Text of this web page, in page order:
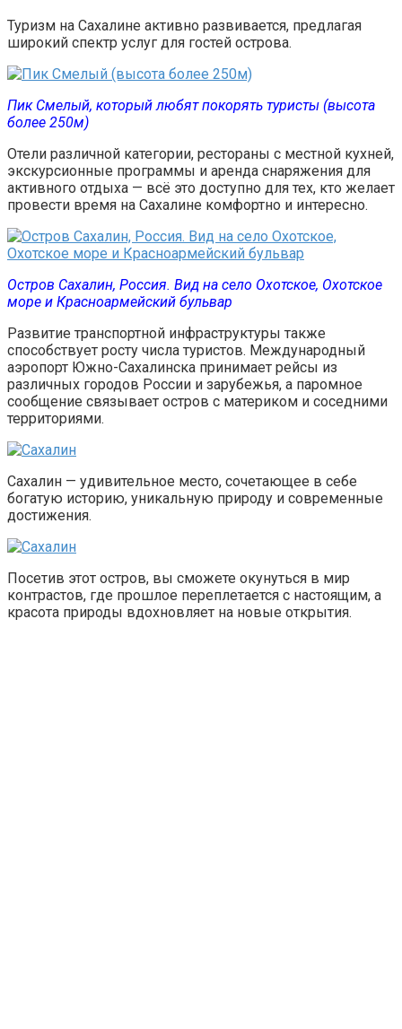
Туризм на Сахалине активно развивается, предлагая
широкий спектр услуг для гостей острова.
Пик Смелый, который любят покорять туристы (высота
более 250м)
Отели различной категории, рестораны с местной кухней,
экскурсионные программы и аренда снаряжения для
активного отдыха — всё это доступно для тех, кто желает
провести время на Сахалине комфортно и интересно.
Остров Сахалин, Россия. Вид на село Охотское, Охотское
море и Красноармейский бульвар
Развитие транспортной инфраструктуры также
способствует росту числа туристов. Международный
аэропорт Южно-Сахалинска принимает рейсы из
различных городов России и зарубежья, а паромное
сообщение связывает остров с материком и соседними
территориями.
Сахалин — удивительное место, сочетающее в себе
богатую историю, уникальную природу и современные
достижения.
Посетив этот остров, вы сможете окунуться в мир
контрастов, где прошлое переплетается с настоящим, а
красота природы вдохновляет на новые открытия.